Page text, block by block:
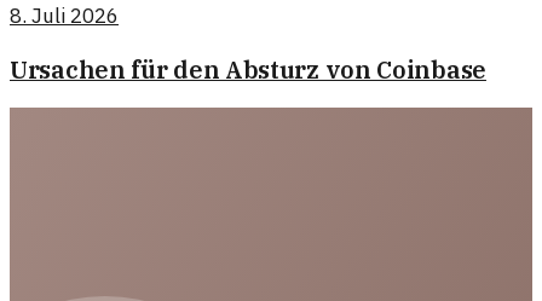
8. Juli 2026
Ursachen für den Absturz von Coinbase